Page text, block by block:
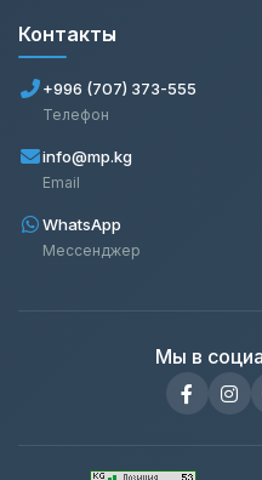
Контакты
+996 (707) 373-555
Телефон
info@mp.kg
Email
WhatsApp
Мессенджер
Мы в